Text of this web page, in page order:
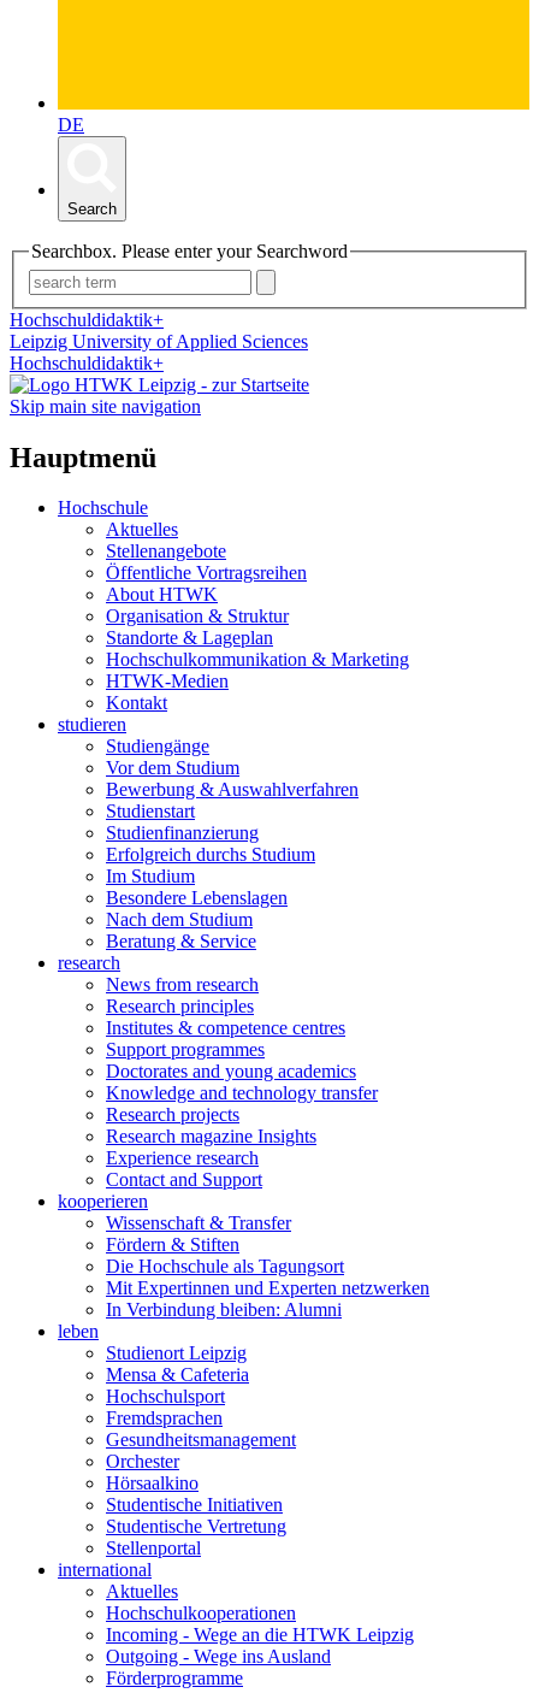
DE
Search
Searchbox. Please enter your Searchword
Hochschuldidaktik+
Leipzig University of Applied Sciences
Hochschuldidaktik+
Skip main site navigation
Hauptmenü
Hochschule
Aktuelles
Stellenangebote
Öffentliche Vortragsreihen
About HTWK
Organisation & Struktur
Standorte & Lageplan
Hochschulkommunikation & Marketing
HTWK-Medien
Kontakt
studieren
Studiengänge
Vor dem Studium
Bewerbung & Auswahlverfahren
Studienstart
Studienfinanzierung
Erfolgreich durchs Studium
Im Studium
Besondere Lebenslagen
Nach dem Studium
Beratung & Service
research
News from research
Research principles
Institutes & competence centres
Support programmes
Doctorates and young academics
Knowledge and technology transfer
Research projects
Research magazine Insights
Experience research
Contact and Support
kooperieren
Wissenschaft & Transfer
Fördern & Stiften
Die Hochschule als Tagungsort
Mit Expertinnen und Experten netzwerken
In Verbindung bleiben: Alumni
leben
Studienort Leipzig
Mensa & Cafeteria
Hochschulsport
Fremdsprachen
Gesundheitsmanagement
Orchester
Hörsaalkino
Studentische Initiativen
Studentische Vertretung
Stellenportal
international
Aktuelles
Hochschulkooperationen
Incoming - Wege an die HTWK Leipzig
Outgoing - Wege ins Ausland
Förderprogramme